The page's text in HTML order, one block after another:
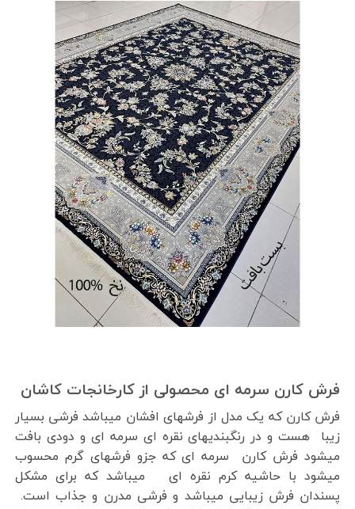
فرش کارن سرمه ای محصولی از کارخانجات کاشان
فرش کارن که یک مدل از فرشهای افشان میباشد فرشی بسیار
زیبا هست و در رنگبندیهای نقره ای سرمه ای و دودی بافت
میشود فرش کارن سرمه ای که جزو فرشهای گرم محسوب
میشود با حاشیه کرم نقره ای میباشد که برای مشکل
پسندان فرش زیبایی میباشد و فرشی مدرن و جذاب است.